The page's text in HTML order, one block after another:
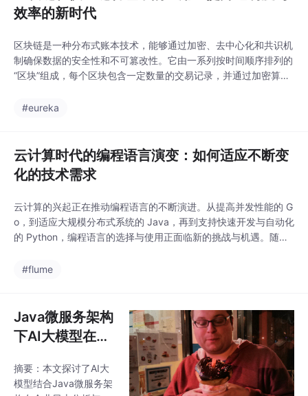
和智能优化方案。通过J
Unit、Selenium等工具
试，结合CI/CD流程确
保系统在设备联动、高
峰运输等复杂场景下的
策略使自动化覆盖率提
发现率提
效率的新时代
区块链是一种分布式账本技术，能够通过加密、去中心化和共识机
制确保数据的安全性和不可篡改性。它由一系列按时间顺序排列的
“区块”组成，每个区块包含一定数量的交易记录，并通过加密算法
整性方面具有独特的优势，特别适合用来管理需要多方协作的供应
#eureka
云计算时代的编程语言演变：如何适应不断变
化的技术需求
云计算的兴起正在推动编程语言的不断演进。从提高并发性能的 G
o，到适应大规模分布式系统的 Java，再到支持快速开发与自动化
的 Python，编程语言的选择与使用正面临新的挑战与机遇。随着
能够满足从大数据处理到人工智能、从微服务到无服务器架构等各
#flume
Java微服务架构
下AI大模型在实
能告警中的应用
摘要：本文探讨了AI大
模型结合Java微服务架